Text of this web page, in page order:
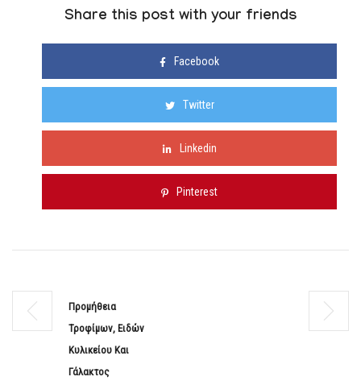
Share this post with your friends
Facebook
Twitter
Linkedin
Pinterest
Προμήθεια
Τροφίμων, Ειδών
Κυλικείου Και
Γάλακτος